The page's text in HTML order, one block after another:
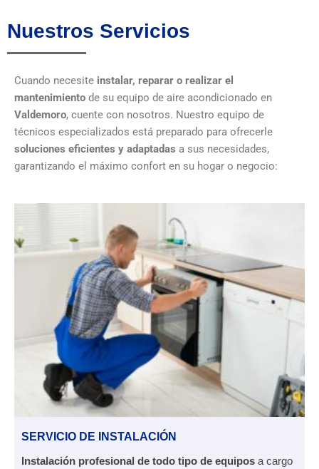
Nuestros Servicios
Cuando necesite instalar, reparar o realizar el
mantenimiento de su equipo de aire acondicionado en
Valdemoro, cuente con nosotros. Nuestro equipo de
técnicos especializados está preparado para ofrecerle
soluciones eficientes y adaptadas a sus necesidades,
garantizando el máximo confort en su hogar o negocio:
SERVICIO DE INSTALACIÓN
Instalación profesional de todo tipo de equipos a cargo